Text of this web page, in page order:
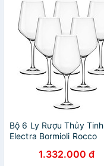
Bộ 6 Ly Rượu Thủy Tinh
Electra Bormioli Rocco
1.332.000 đ